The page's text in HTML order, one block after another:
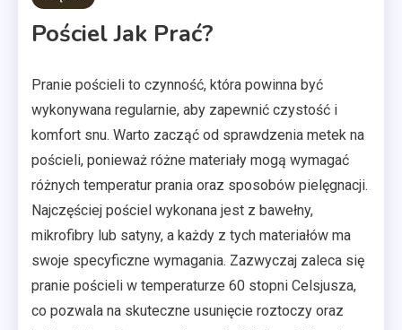
Pościel Jak Prać?
Pranie pościeli to czynność, która powinna być
wykonywana regularnie, aby zapewnić czystość i
komfort snu. Warto zacząć od sprawdzenia metek na
pościeli, ponieważ różne materiały mogą wymagać
różnych temperatur prania oraz sposobów pielęgnacji.
Najczęściej pościel wykonana jest z bawełny,
mikrofibry lub satyny, a każdy z tych materiałów ma
swoje specyficzne wymagania. Zazwyczaj zaleca się
pranie pościeli w temperaturze 60 stopni Celsjusza,
co pozwala na skuteczne usunięcie roztoczy oraz